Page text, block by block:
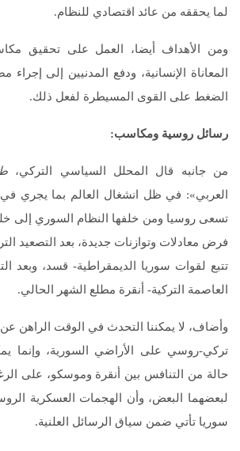
لما يحققه من عائد اقتصادي للنظام.
ومن الأهداف أيضا، العمل على تحقيق
المعاناة الإنسانية، ودفع المدنيين إلى
الضغط على القوى المسيطرة لفعل ذلك.
رسائل روسية ومكاسب:
من جانبه قال المحلل السياسي التركي،
العربي»: في ظل انشغال العالم بما يجري
تسعى روسيا ومن خلفها النظام السوري إلى
فرض معادلات وتوازنات جديدة، بعد التصعيد
تتبع لقوات سوريا الديمقراطية- قسد، وبعد
العاصمة التركية- أنقرة مطلع الشهر الحالي.
وأضاف، لا يمكننا التحدث في الوقت الراهن
تركي-روسي على الأراضي السورية، وإنما
حالة من التنافس بين أنقرة وموسكو، على
لبعضهما البعض، وأن الهجمات العسكرية
سوريا تأتي ضمن سياق الرسائل العلنية.